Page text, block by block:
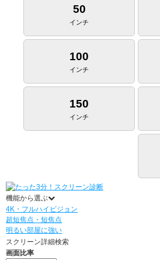
50
インチ
100
インチ
150
インチ
機能から選ぶ
4K・フルハイビジョン
超短焦点・短焦点
明るい部屋に強い
スクリーン詳細検索
画面比率